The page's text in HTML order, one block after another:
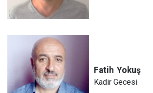
Fatih Yokuş
Kadir Gecesi